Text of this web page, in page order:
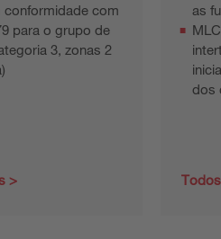
conformidade com
para o grupo de
3, zonas 2
as
dos